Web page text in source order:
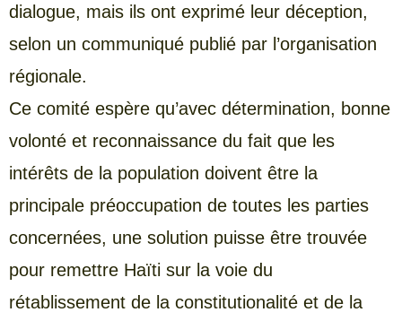
dialogue, mais ils ont exprimé leur déception,
selon un communiqué publié par l’organisation
régionale.
Ce comité espère qu’avec détermination, bonne
volonté et reconnaissance du fait que les
intérêts de la population doivent être la
principale préoccupation de toutes les parties
concernées, une solution puisse être trouvée
pour remettre Haïti sur la voie du
rétablissement de la constitutionalité et de la